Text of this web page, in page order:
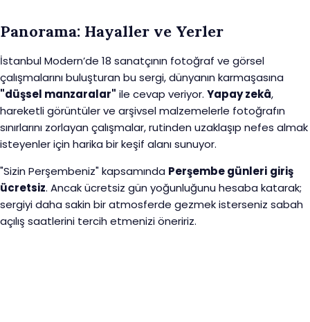
Panorama: Hayaller ve Yerler
İstanbul Modern’de 18 sanatçının fotoğraf ve görsel
çalışmalarını buluşturan bu sergi, dünyanın karmaşasına
"düşsel manzaralar" ile cevap veriyor. Yapay zekâ,
hareketli görüntüler ve arşivsel malzemelerle fotoğrafın
sınırlarını zorlayan çalışmalar, rutinden uzaklaşıp nefes almak
isteyenler için harika bir keşif alanı sunuyor.
"Sizin Perşembeniz" kapsamında Perşembe günleri giriş
ücretsiz. Ancak ücretsiz gün yoğunluğunu hesaba katarak;
sergiyi daha sakin bir atmosferde gezmek isterseniz sabah
açılış saatlerini tercih etmenizi öneririz.